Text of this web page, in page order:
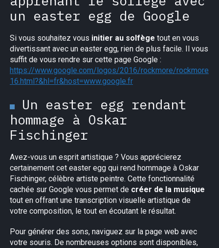
un easter egg de Google
Si vous souhaitez vous initier au solfège tout en vous
divertissant avec un easter egg, rien de plus facile. Il vous
suffit de vous rendre sur cette page Google :
https://www.google.com/logos/2016/rockmore/rockmore
16.html?&hl=fr&host=www.google.fr
Un easter egg rendant
hommage à Oskar
Fischinger
Avez-vous un esprit artistique ? Vous apprécierez
certainement cet easter egg qui rend hommage à Oskar
Fischinger, célèbre artiste peintre. Cette fonctionnalité
cachée sur Google vous permet de créer de la musique
tout en offrant une transcription visuelle artistique de
votre composition, le tout en écoutant le résultat.
Pour générer des sons, naviguez sur la page web avec
votre souris. De nombreuses options sont disponibles,